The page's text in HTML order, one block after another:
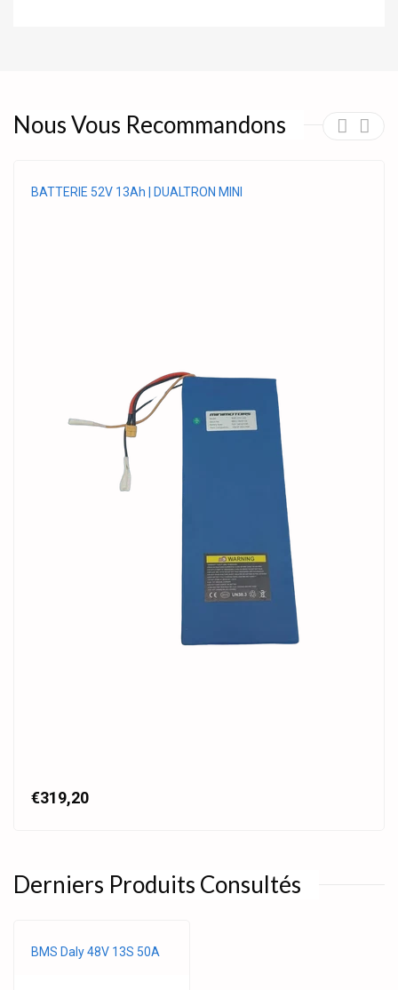
Nous Vous Recommandons
BATTERIE 52V 13Ah | DUALTRON MINI
€319,20
Derniers Produits Consultés
BMS Daly 48V 13S 50A